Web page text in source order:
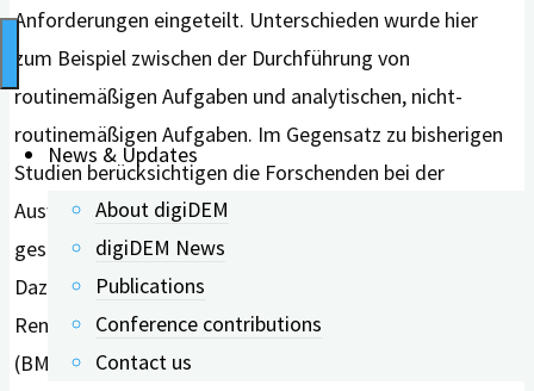
News & Updates
About digiDEM
digiDEM News
Publications
Conference contributions
Contact us
Anforderungen eingeteilt. Unterschieden wurde hier
zum Beispiel zwischen der Durchführung von
routinemäßigen Aufgaben und analytischen, nicht-
routinemäßigen Aufgaben. Im Gegensatz zu bisherigen
Studien berücksichtigen die Forschenden bei der
Auswertung auch soziodemografische,
gesundheitsbezogene und lebensstilbezogene Faktoren.
Dazu gehören beispielsweise Alter, Bildung,
Renteneintrittsalter, Bluthochdruck, Body Mass Index
(BMI), Rauchen oder körperliche Aktivität.